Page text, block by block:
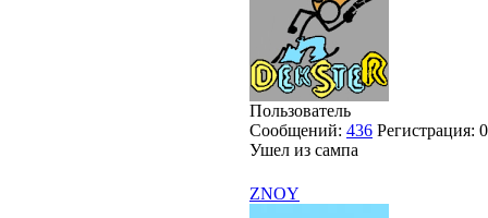
Пользователь
Сообщений: 436 Регистрация:
Ушел из сампа
ZNOY